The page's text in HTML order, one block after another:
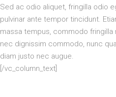
Sed ac odio aliquet, fringilla odio
pulvinar ante tempor tincidunt.
massa tempus, commodo fringilla
nec dignissim commodo, nunc
diam justo nec augue.
[/vc_column_text]